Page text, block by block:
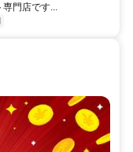
門店です...